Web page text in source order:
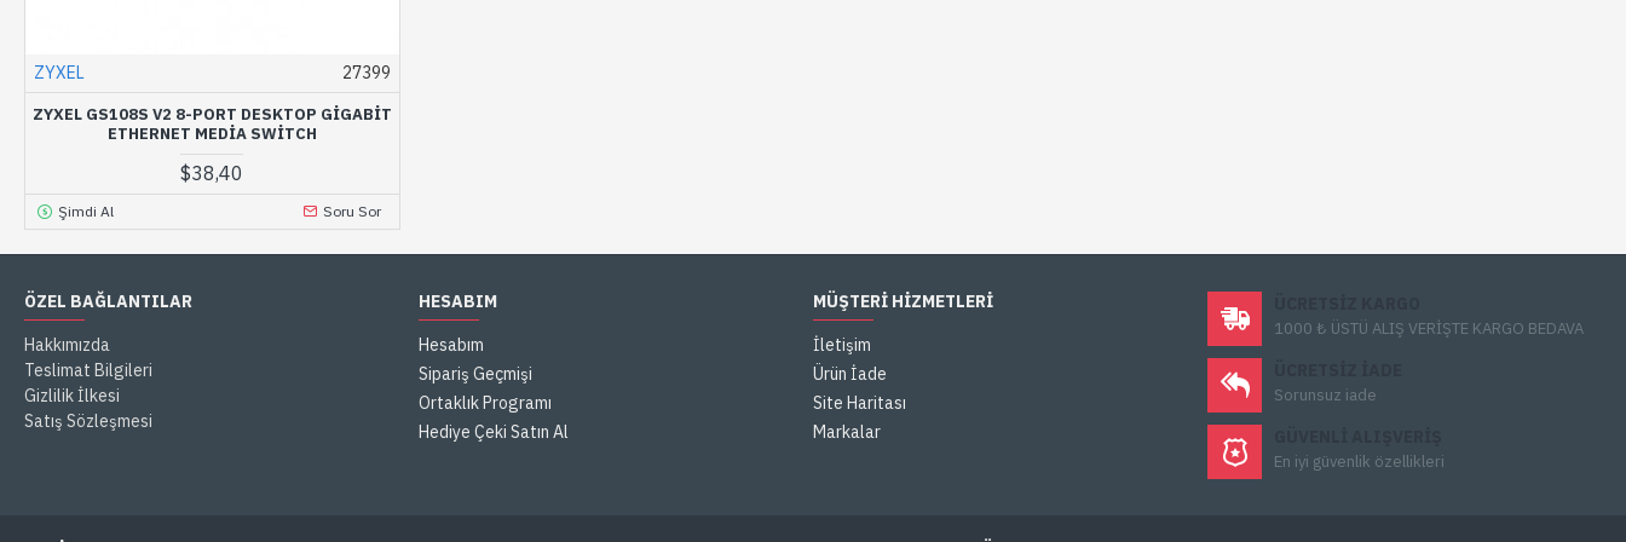
ZYXEL 27399
ZYXEL GS108S V2 8-PORT DESKTOP GIGABIT
ETHERNET MEDIA SWITCH
$38,40
Şimdi Al Soru Sor
ÖZEL BAĞLANTILAR
Hakkımızda
Teslimat Bilgileri
Gizlilik İlkesi
Satış Sözleşmesi
HESABIM
Hesabım
Sipariş Geçmişi
Ortaklık Programı
Hediye Çeki Satın Al
MÜŞTERI HIZMETLERI
İletişim
Ürün İade
Site Haritası
Markalar
1000 ₺ ÜSTÜ ALIŞ VERİŞTE KARGO BEDAVA
Sorunsuz iade
En iyi güvenlik özellikleri